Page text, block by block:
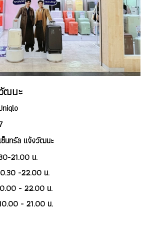
ฒนะ
ซ็นทรัล แจ้งวัฒนะ
21.00 น.
น.
น.
21.00 น.